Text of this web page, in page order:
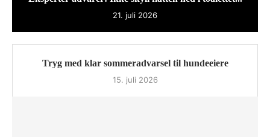
21. juli 2026
Tryg med klar sommeradvarsel til hundeeiere
15. juli 2026